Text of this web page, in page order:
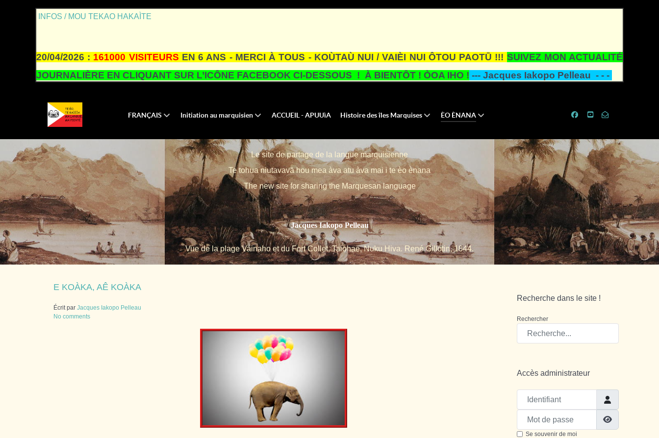
INFOS / MOU TEKAO HAKAÌTE
20/04/2026 : 161000 VISITEURS EN 6 ANS - MERCI À TOUS - KOÙTAÙ NUI / VAIÈI NUI ÔTOU PAOTŪ !!! SUIVEZ MON ACTUALITÉ
JOURNALIÈRE EN CLIQUANT SUR L’ICÔNE FACEBOOK CI-DESSOUS ! À BIENTÔT ! ÒOA IHO ! --- Jacques Iakopo Pelleau - - -
FRANÇAIS Initiation au marquisien ACCUEIL - APUUìA Histoire des îles Marquises ÈO ÈNANA
Le site de partage de la langue marquisienne
Te tohua niutavavā hou mea àva atu àva mai i te èo ènana
The new site for sharing the Marquesan language
Jacques Iakopo Pelleau
Vue de la plage Vainaho et du Fort Collet, Taiohae, Nuku Hiva. René Gillotin, 1844.
E KOÀKA, AÊ KOÀKA
Écrit par Jacques Iakopo Pelleau
No comments
Recherche dans le site !
Rechercher
Accès administrateur
Se souvenir de moi